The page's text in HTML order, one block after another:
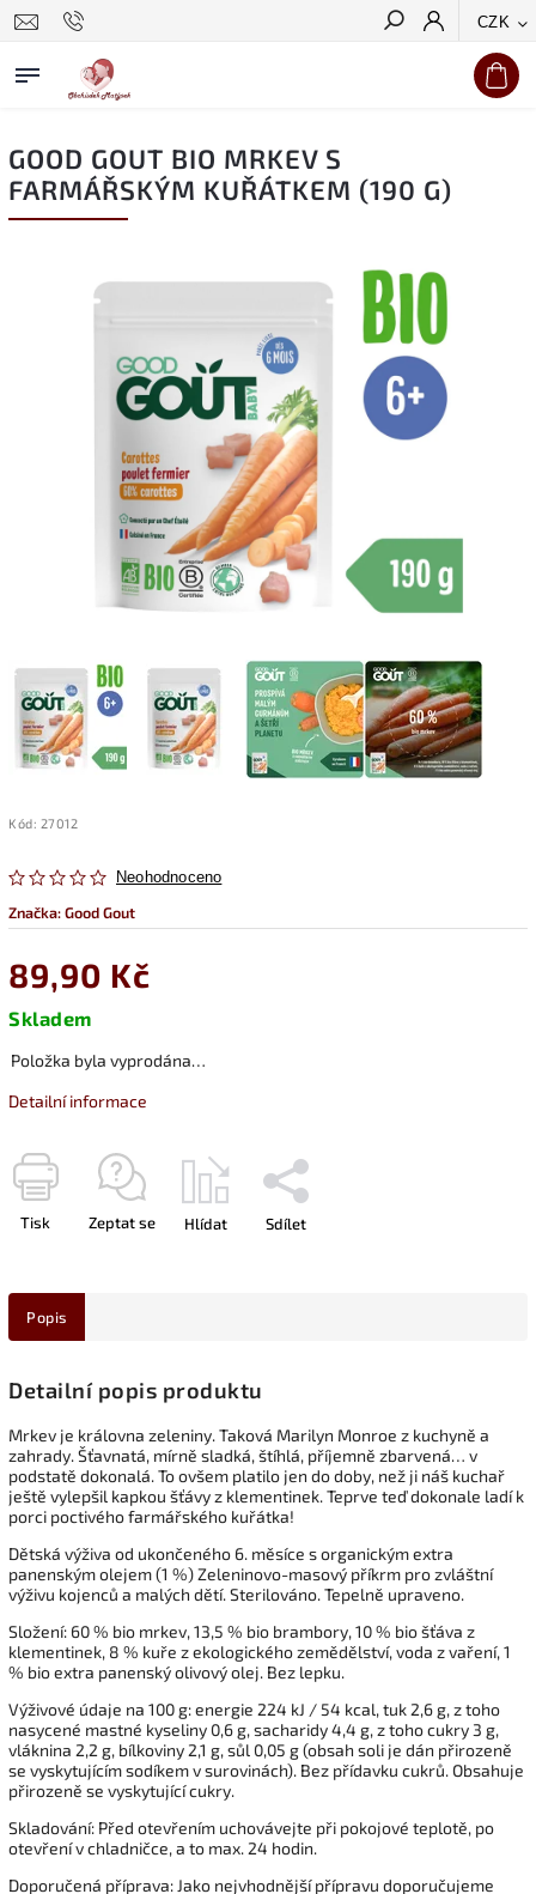
CZK
Hledat
GOOD GOUT BIO MRKEV S
FARMÁŘSKÝM KUŘÁTKEM (190 G)
Kód: 27012
Neohodnoceno
Značka:Good Gout
89,90 Kč
Skladem
Položka byla vyprodána…
Detailní informace
Tisk Zeptat se Hlídat Sdílet
Popis
Detailní popis produktu
Mrkev je královna zeleniny. Taková Marilyn Monroe z kuchyně a
zahrady. Šťavnatá, mírně sladká, štíhlá, příjemně zbarvená… v
podstatě dokonalá. To ovšem platilo jen do doby, než ji náš kuchař
ještě vylepšil kapkou šťávy z klementinek. Teprve teď dokonale ladí k
porci poctivého farmářského kuřátka!
Dětská výživa od ukončeného 6. měsíce s organickým extra
panenským olejem (1 %) Zeleninovo-masový příkrm pro zvláštní
výživu kojenců a malých dětí. Sterilováno. Tepelně upraveno.
Složení: 60 % bio mrkev, 13,5 % bio brambory, 10 % bio šťáva z
klementinek, 8 % kuře z ekologického zemědělství, voda z vaření, 1
% bio extra panenský olivový olej. Bez lepku.
Výživové údaje na 100 g: energie 224 kJ / 54 kcal, tuk 2,6 g, z toho
nasycené mastné kyseliny 0,6 g, sacharidy 4,4 g, z toho cukry 3 g,
vláknina 2,2 g, bílkoviny 2,1 g, sůl 0,05 g (obsah soli je dán přirozeně
se vyskytujícím sodíkem v surovinách). Bez přídavku cukrů. Obsahuje
přirozeně se vyskytující cukry.
Skladování: Před otevřením uchovávejte při pokojové teplotě, po
otevření v chladničce, a to max. 24 hodin.
Doporučená příprava: Jako nejvhodnější přípravu doporučujeme